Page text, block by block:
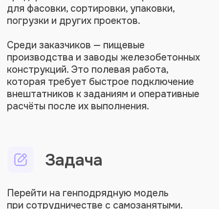
Раньше компания работала
между заказчиком и платформой
без необходимости
документооборот по каждому
исполнителю.
Поиск генподрядчика
Реализация проекта